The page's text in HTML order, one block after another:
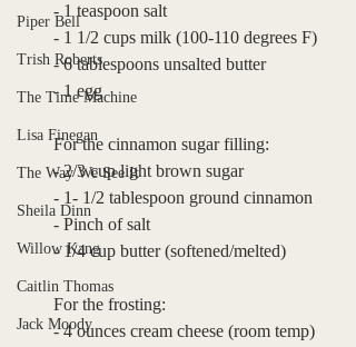
Piper Bell
Trish Roberts
The Time Machine
Lisa Finegan
The Way We See It
Sheila Dinn
Willow Kang
Caitlin Thomas
Jack Moody
- 1 teaspoon salt
- 1 1/2 cups milk (100-110 degrees F)
- 6 tablespoons unsalted butter
- 1 egg
For the cinnamon sugar filling:
- 2/3 cup light brown sugar
- 1- 1/2 tablespoon ground cinnamon
- Pinch of salt
- 1/4 cup butter (softened/melted)
For the frosting:
- 4 ounces cream cheese (room temp)